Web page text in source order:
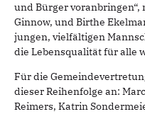
und Bürger
Ginnow, und Birthe
jungen, vielfältigen
die Lebensqualität für alle
Für die
dieser Reihenfolge an:
Reimers, Katrin